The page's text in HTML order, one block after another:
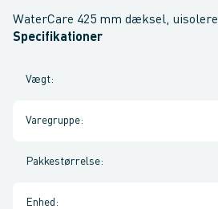
WaterCare 425 mm dæksel,
Specifikationer
Vægt:
Varegruppe:
Pakkestørrelse:
Enhed :